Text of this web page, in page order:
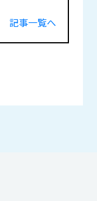
記事一覧へ